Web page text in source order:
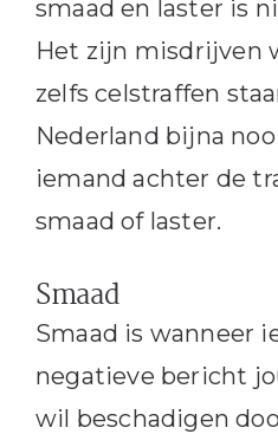
smaad en laster is
Het zijn misdrijven
zelfs celstraffen
Nederland bijna
iemand achter de
smaad of laster.
Smaad
Smaad is wanneer
negatieve bericht
wil beschadigen